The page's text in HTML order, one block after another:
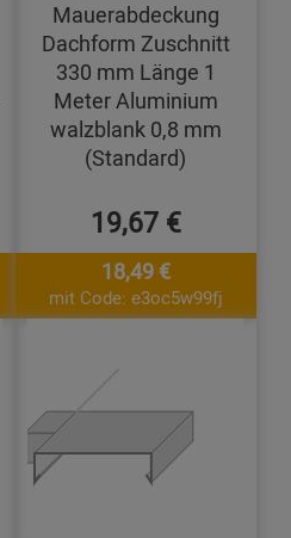
Mauerabdeckung
Dachform Zuschnitt
330 mm Länge 1
Meter Aluminium
walzblank 0,8 mm
(Standard)
19,67 €
18,49 €
mit Code: e3oc5w99fj